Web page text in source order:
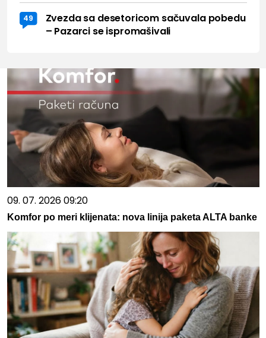
49
Zvezda sa desetoricom sačuvala pobedu
– Pazarci se ispromašivali
09. 07. 2026 09:20
Komfor po meri klijenata: nova linija paketa ALTA banke